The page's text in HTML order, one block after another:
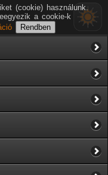
(cookie) használunk.
a cookie-k